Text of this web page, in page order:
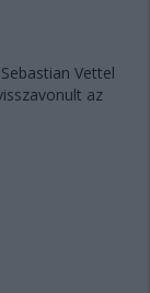
Vettel
az